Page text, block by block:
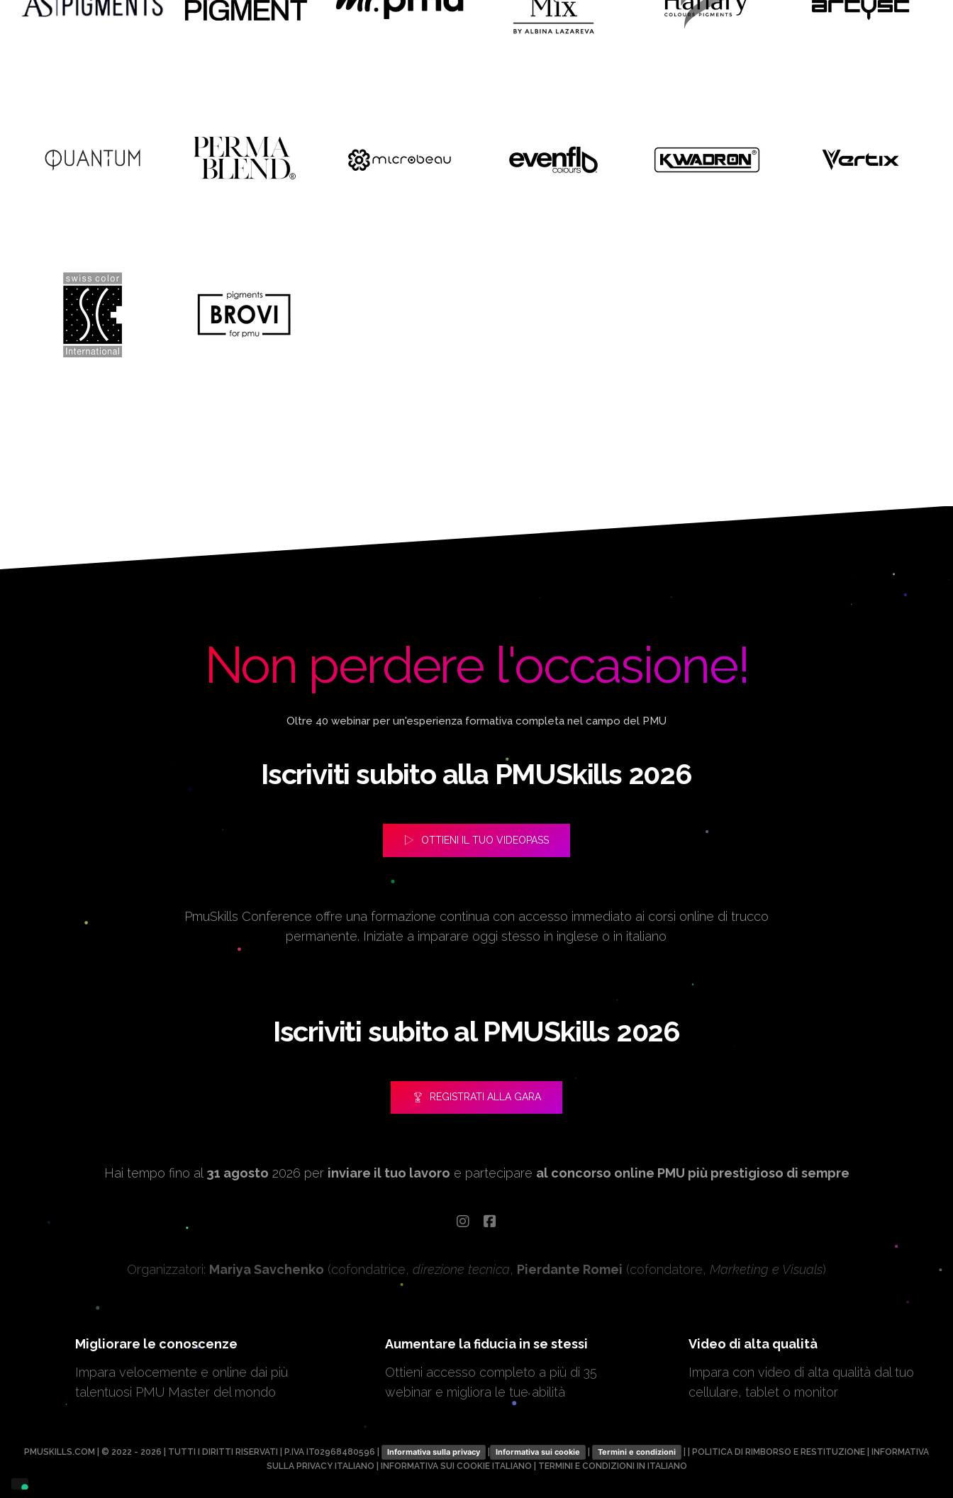
Non perdere l'occasione!
Oltre 40 webinar per un'esperienza formativa completa nel campo del PMU
Iscriviti subito alla PMUSkills 2026
OTTIENI IL TUO VIDEOPASS
PmuSkills Conference offre una formazione continua con accesso immediato ai corsi online di trucco
permanente. Iniziate a imparare oggi stesso in inglese o in italiano
Iscriviti subito al PMUSkills 2026
REGISTRATI ALLA GARA
Hai tempo fino al 31 agosto 2026 per inviare il tuo lavoro e partecipare al concorso online PMU più prestigioso di sempre
Organizzatori: Mariya Savchenko (cofondatrice, direzione tecnica, Pierdante Romei (cofondatore, Marketing e Visuals)
Migliorare le conoscenze
Impara velocemente e online dai più
talentuosi PMU Master del mondo
Aumentare la fiducia in se stessi
Ottieni accesso completo a più di 35
webinar e migliora le tue abilità
Video di alta qualità
Impara con video di alta qualità dal tuo
cellulare, tablet o monitor
PMUSKILLS.COM | © 2022 - 2026 | TUTTI I DIRITTI RISERVATI | P.IVA IT02968480596 | Informativa sulla privacy Informativa sui cookie Termini e condizioni POLITICA DI RIMBORSO E RESTITUZIONE
INFORMATIVA
SULLA PRIVACY ITALIANO
INFORMATIVA SUI COOKIE ITALIANO TERMINI E CONDIZIONI IN ITALIANO